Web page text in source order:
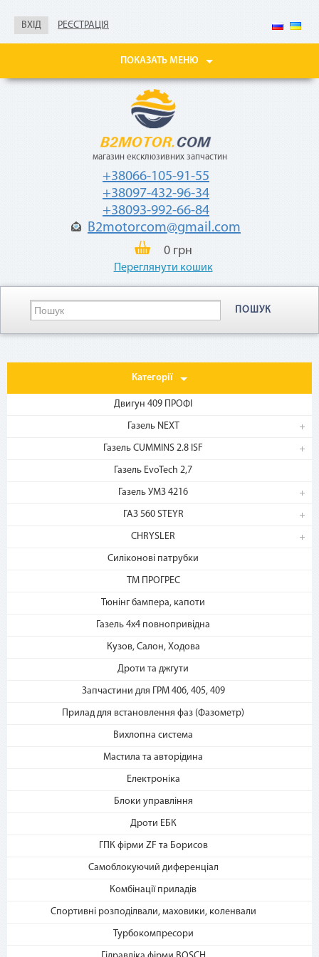
ВХІД РЕЄСТРАЦІЯ
ПОКАЗАТЬ МЕНЮ
магазин ексклюзивних запчастин
+38066-105-91-55
+38097-432-96-34
+38093-992-66-84
B2motorcom@gmail.com
0 грн
Переглянути кошик
ПОШУК
Категорії
Двигун 409 ПРОФІ
Газель NEXT
Газель CUMMINS 2.8 ISF
Газель EvoTech 2,7
Газель УМЗ 4216
ГАЗ 560 STEYR
CHRYSLER
Силіконові патрубки
ТМ ПРОГРЕС
Тюнінг бампера, капоти
Газель 4х4 повнопривідна
Кузов, Салон, Ходова
Дроти та джгути
Запчастини для ГРМ 406, 405, 409
Прилад для встановлення фаз (Фазометр)
Вихлопна система
Мастила та авторідина
Електроніка
Блоки управління
Дроти ЕБК
ГПК фірми ZF та Борисов
Самоблокуючий диференціал
Комбінації приладів
Спортивні розподілвали, маховики, коленвали
Турбокомпресори
справка о доходах
«Мгновенная рассрочка»
Покупайте товары
в рассрочку до 24
с небольшой
товара.
Как воспользоваться
1. Выберите товар
2. Выберите способ оплаты –
«Мгновенная рассрочка»
платежей и совершите
покупку. С Вашей карты